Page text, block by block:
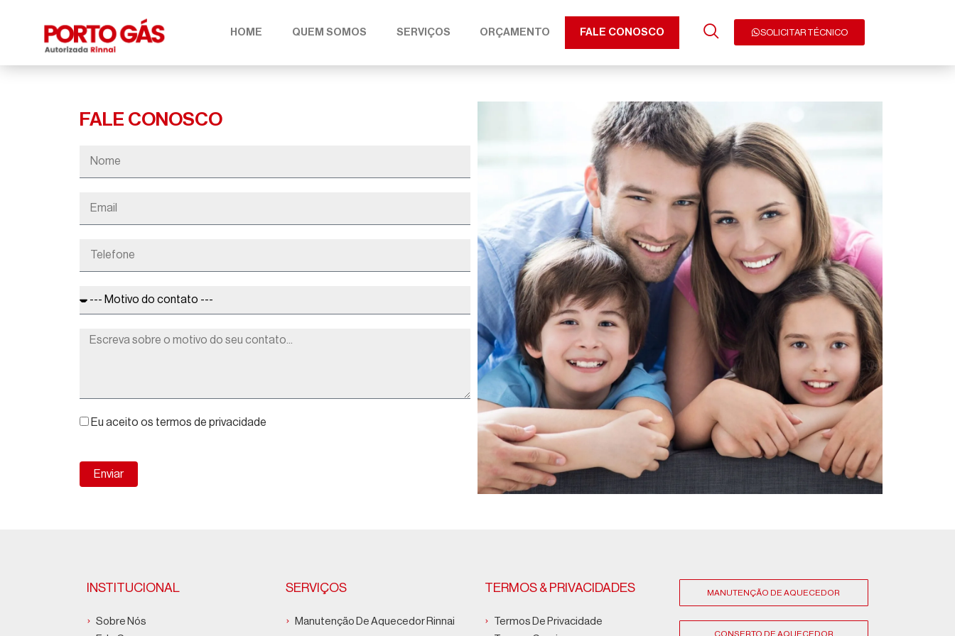
HOME QUEM SOMOS SERVIÇOS ORÇAMENTO FALE CONOSCO SOLICITAR TÉCNICO
FALE CONOSCO
Eu aceito os termos de privacidade
Enviar
INSTITUCIONAL
Sobre Nós
SERVIÇOS
Manutenção De Aquecedor Rinnai
TERMOS & PRIVACIDADES
Termos De Privacidade
MANUTENÇÃO DE AQUECEDOR
CONSERTO DE AQUECEDOR